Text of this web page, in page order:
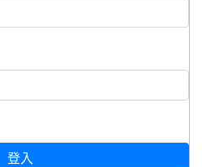
登入